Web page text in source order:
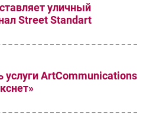
уличный
Street Standart
услуги ArtCommunications